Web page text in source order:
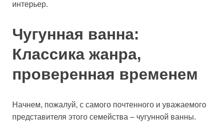
интерьер.
Чугунная ванна:
Классика жанра,
проверенная временем
Начнем, пожалуй, с самого почтенного и уважаемого
представителя этого семейства – чугунной ванны.